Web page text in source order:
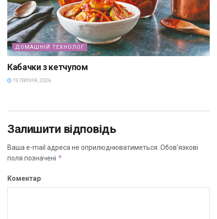
ДОМАШНІЙ ТЕХНОЛОГ
Кабачки з кетчупом
19 ЛИПНЯ, 2026
Залишити відповідь
Ваша e-mail адреса не оприлюднюватиметься. Обов’язкові
поля позначені *
Коментар